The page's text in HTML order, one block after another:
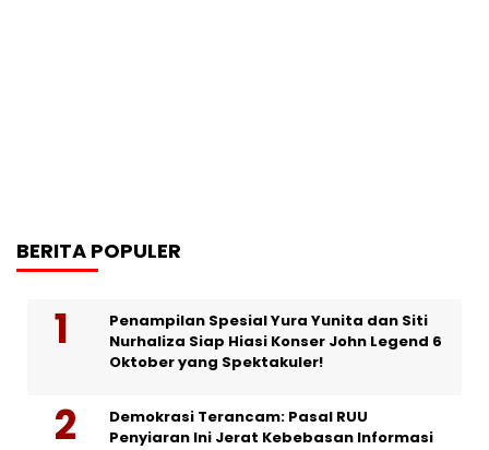
BERITA POPULER
Penampilan Spesial Yura Yunita dan Siti
Nurhaliza Siap Hiasi Konser John Legend 6
Oktober yang Spektakuler!
Demokrasi Terancam: Pasal RUU
Penyiaran Ini Jerat Kebebasan Informasi